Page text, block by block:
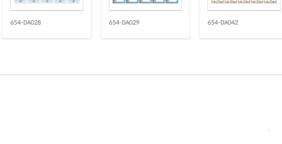
은색 광택 방수 잉크젯
흰색 광택 레이저
RV654LG레이저 전용
654-DA028 654-DA029 654-DA042